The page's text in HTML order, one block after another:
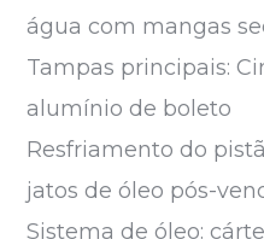
água com mangas
Tampas principais:
alumínio de boleto
Resfriamento do
jatos de óleo pós-
Sistema de óleo: